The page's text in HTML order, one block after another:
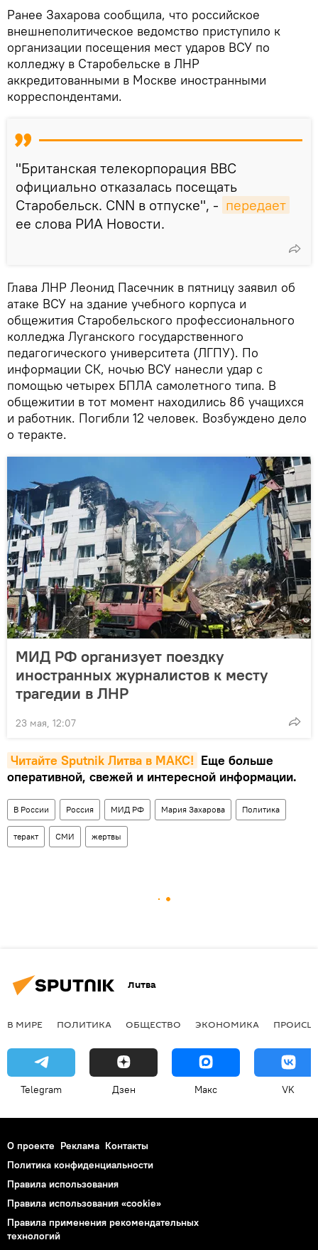
Ранее Захарова сообщила, что российское
внешнеполитическое ведомство приступило к
организации посещения мест ударов ВСУ по
колледжу в Старобельске в ЛНР
аккредитованными в Москве иностранными
корреспондентами.
"Британская телекорпорация BBC
официально отказалась посещать
Старобельск. CNN в отпуске", - передает
ее слова РИА Новости.
Глава ЛНР Леонид Пасечник в пятницу заявил об
атаке ВСУ на здание учебного корпуса и
общежития Старобельского профессионального
колледжа Луганского государственного
педагогического университета (ЛГПУ). По
информации СК, ночью ВСУ нанесли удар с
помощью четырех БПЛА самолетного типа. В
общежитии в тот момент находились 86 учащихся
и работник. Погибли 12 человек. Возбуждено дело
о теракте.
МИД РФ организует поездку
иностранных журналистов к месту
трагедии в ЛНР
23 мая, 12:07
Читайте Sputnik Литва в MAКС! Еще больше
оперативной, свежей и интересной информации.
В России Россия МИД РФ Мария Захарова Политика
теракт СМИ жертвы
Литва
В МИРЕ ПОЛИТИКА ОБЩЕСТВО ЭКОНОМИКА
Telegram Дзен Макс VK
О проекте Реклама Контакты
Политика конфиденциальности
Правила использования
Правила использования «cookie»
Правила применения рекомендательных
технологий